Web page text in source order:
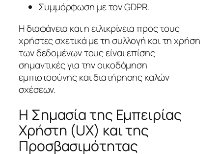
Συμμόρφωση με τον GDPR.
Η διαφάνεια και η ειλικρίνεια προς τους
χρήστες σχετικά με τη συλλογή και τη χρήση
των δεδομένων τους είναι επίσης
σημαντικές για την οικοδόμηση
εμπιστοσύνης και διατήρησης καλών
σχέσεων.
Η Σημασία της Εμπειρίας
Χρήστη (UX) και της
Προσβασιμότητας